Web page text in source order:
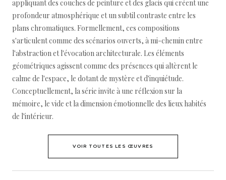
appliquant des couches de peinture et des glacis qui créent une
profondeur atmosphérique et un subtil contraste entre les
plans chromatiques. Formellement, ces compositions
s'articulent comme des scénarios ouverts, à mi-chemin entre
l'abstraction et l'évocation architecturale. Les éléments
géométriques agissent comme des présences qui altèrent le
calme de l'espace, le dotant de mystère et d'inquiétude.
Conceptuellement, la série invite à une réflexion sur la
mémoire, le vide et la dimension émotionnelle des lieux habités
de l'intérieur.
VOIR TOUTES LES ŒUVRES